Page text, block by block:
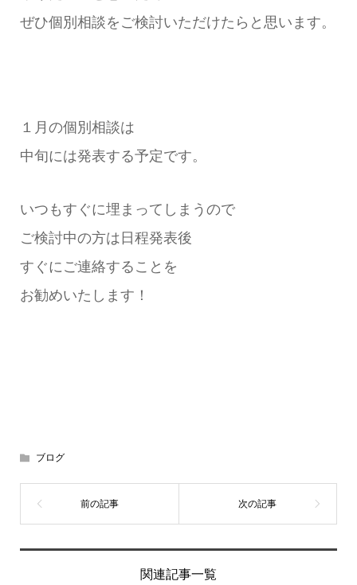
ぜひ個別相談をご検討いただけたらと思います。
１月の個別相談は
中旬には発表する予定です。
いつもすぐに埋まってしまうので
ご検討中の方は日程発表後
すぐにご連絡することを
お勧めいたします！
ブログ
関連記事一覧